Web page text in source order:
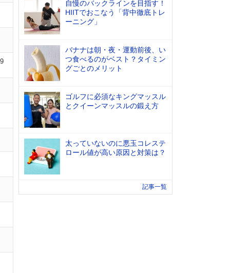
自慢のバックラインを目指す！
HIITでおこなう「背中徹底トレ
ーニング」
バナナは朝・夜・運動前後、い
つ食べるのがベスト？タイミン
グごとのメリット
ゴルフに必須なキングマッスル
とクイーンマッスルの鍛え方
太っていないのに悪玉コレステ
ロール値が高い原因と対策は？
記事一覧